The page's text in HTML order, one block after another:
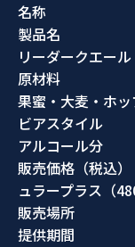
名称 ：
製品名 ：そ
リーダークエール
原材料 ：大
果蜜・大麦・ホ
ビアスタイル
アルコール分
販売価格（税込
ュラープラス（
販売場所 ：そ
提供期間 ：